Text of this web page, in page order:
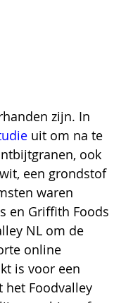
zijn. In
uit om na te
ook
een grondstof
waren
en Griffith Foods
NL om de
online
is voor een
het Foodvalley